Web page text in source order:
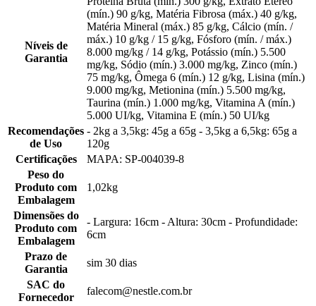
Níveis de
Garantia
(mín.) 90 g/kg, Matéria Fibrosa (máx.) 40 g/kg,
Matéria Mineral (máx.) 85 g/kg, Cálcio (mín. /
máx.) 10 g/kg / 15 g/kg, Fósforo (mín. / máx.)
8.000 mg/kg / 14 g/kg, Potássio (mín.) 5.500
mg/kg, Sódio (mín.) 3.000 mg/kg, Zinco (mín.)
75 mg/kg, Ômega 6 (mín.) 12 g/kg, Lisina (mín.)
9.000 mg/kg, Metionina (mín.) 5.500 mg/kg,
Taurina (mín.) 1.000 mg/kg, Vitamina A (mín.)
5.000 UI/kg, Vitamina E (mín.) 50 UI/kg
Recomendações
de Uso
- 2kg a 3,5kg: 45g a 65g - 3,5kg a 6,5kg: 65g a
120g
Certificações
MAPA: SP-004039-8
Peso do
Produto com
Embalagem
1,02kg
Dimensões do
Produto com
Embalagem
- Largura: 16cm - Altura: 30cm - Profundidade:
6cm
Prazo de
Garantia
sim 30 dias
SAC do
Fornecedor
falecom@nestle.com.br